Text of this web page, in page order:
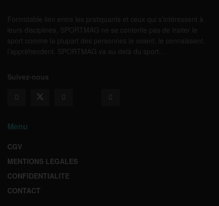
Formidable lien entre les pratiquants et ceux qui s’intéressent à
leurs disciplines, SPORTMAG ne se contente pas de traiter le
sport comme la plupart des personnes le voient, le connaissent,
l’appréhendent. SPORTMAG va au-delà du sport…
Suivez-nous
Menu
CGV
MENTIONS LEGALES
CONFIDENTIALITE
CONTACT